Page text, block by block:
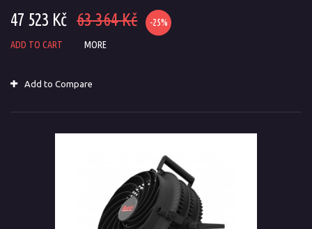
47 523 Kč 63 364 Kč -25%
ADD TO CART MORE
Add to Compare